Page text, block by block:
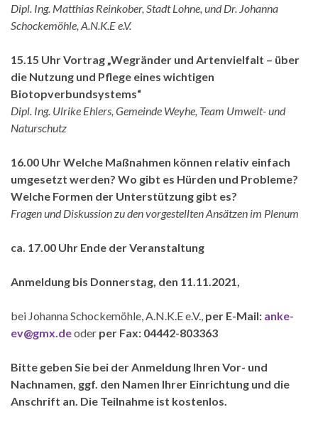
Dipl. Ing. Matthias Reinkober, Stadt Lohne, und Dr. Johanna
Schockemöhle, A.N.K.E e.V.
15.15 Uhr Vortrag „Wegränder und Artenvielfalt – über
die Nutzung und Pflege eines wichtigen
Biotopverbundsystems“
Dipl. Ing. Ulrike Ehlers, Gemeinde Weyhe, Team Umwelt- und
Naturschutz
16.00 Uhr Welche Maßnahmen können relativ einfach
umgesetzt werden? Wo gibt es Hürden und Probleme?
Welche Formen der Unterstützung gibt es?
Fragen und Diskussion zu den vorgestellten Ansätzen im Plenum
ca. 17.00 Uhr Ende der Veranstaltung
Anmeldung bis Donnerstag, den 11.11.2021,
bei Johanna Schockemöhle, A.N.K.E e.V., per E-Mail: anke-
ev@gmx.deoder per Fax: 04442-803363
Bitte geben Sie bei der Anmeldung Ihren Vor- und
Nachnamen, ggf. den Namen Ihrer Einrichtung und die
Anschrift an. Die Teilnahme ist kostenlos.